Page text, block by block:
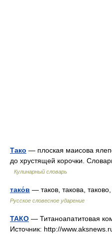
Тако — плоская маисова
до хрустящей корочки.
Кулинарный словарь
тако́в — таков, такова,
Русское словесное ударение
ТАКО — Титаноапатитовая
Источник: http://